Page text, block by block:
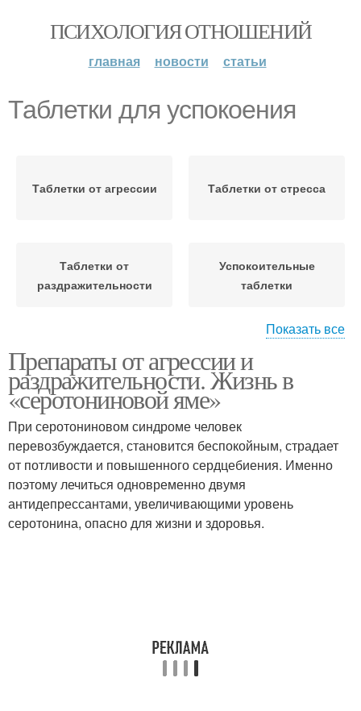
ПСИХОЛОГИЯ ОТНОШЕНИЙ
главная новости статьи
Таблетки для успокоения
Таблетки от агрессии Таблетки от стресса
Таблетки от
раздражительности
Успокоительные
таблетки
системы
Таблетки от нервов
Показать все
Препараты от агрессии и
раздражительности. Жизнь в
«серотониновой яме»
При серотониновом синдроме человек
перевозбуждается, становится беспокойным, страдает
от потливости и повышенного сердцебиения. Именно
поэтому лечиться одновременно двумя
антидепрессантами, увеличивающими уровень
серотонина, опасно для жизни и здоровья.